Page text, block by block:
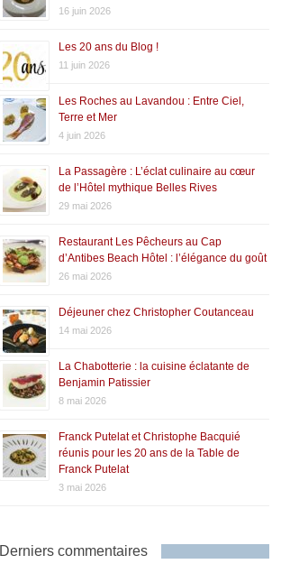
16 juin 2026
Les 20 ans du Blog !
11 juin 2026
Les Roches au Lavandou : Entre Ciel,
Terre et Mer
4 juin 2026
La Passagère : L’éclat culinaire au cœur
de l’Hôtel mythique Belles Rives
29 mai 2026
Restaurant Les Pêcheurs au Cap
d’Antibes Beach Hôtel : l’élégance du goût
26 mai 2026
Déjeuner chez Christopher Coutanceau
14 mai 2026
La Chabotterie : la cuisine éclatante de
Benjamin Patissier
8 mai 2026
Franck Putelat et Christophe Bacquié
réunis pour les 20 ans de la Table de
Franck Putelat
3 mai 2026
Derniers commentaires